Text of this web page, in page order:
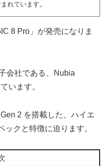
れています。
8 Pro」が発売になりま
会社である、Nubia
います。
2 を搭載した、ハイエ
ックと特徴に迫ります。